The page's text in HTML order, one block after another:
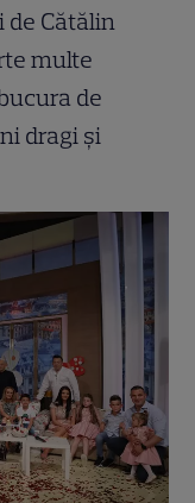
de Cătălin
multe
de
dragi și